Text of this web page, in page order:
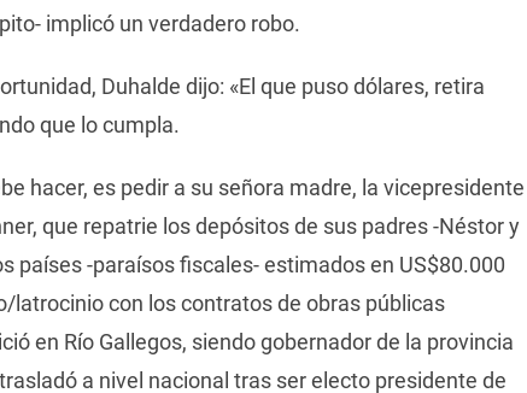
implicó un verdadero robo.
Duhalde dijo: «El que puso dólares, retira
que lo cumpla.
hacer, es pedir a su señora madre, la vicepresidente
que repatrie los depósitos de sus padres -Néstor y
países -paraísos fiscales- estimados en US$80.000
latrocinio con los contratos de obras públicas
en Río Gallegos, siendo gobernador de la provincia
a nivel nacional tras ser electo presidente de